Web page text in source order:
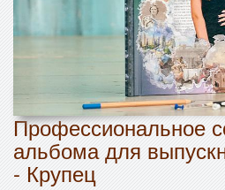
Профессиональное
альбома для
- Крупец